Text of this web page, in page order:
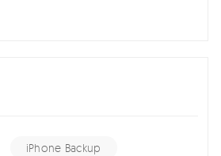
iPhone Backup